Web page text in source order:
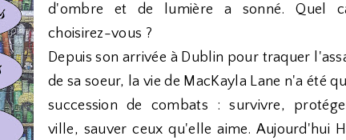
d'ombre et de lumière a sonné. Quel
choisirez-vous ?
Depuis son arrivée à Dublin pour traquer
de sa soeur, la vie de MacKayla Lane n'a été
succession de combats : survivre,
ville, sauver ceux qu'elle aime. Aujourd'hui